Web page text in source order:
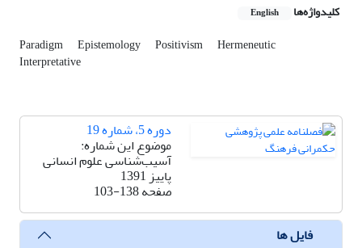
کلیدواژه‌ها English
Paradigm Epistemology Positivism Hermeneutic
Interpretative
دوره 5، شماره 19
موضوع این شماره:
آسیب‌شناسی علوم انسانی
پاییز 1391
صفحه103-138
فایل ها